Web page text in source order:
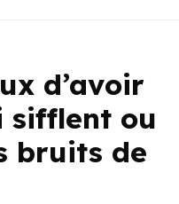
d’avoir
sifflent ou
bruits de